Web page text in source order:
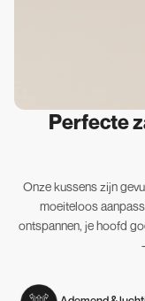
Perfecte
Onze kussens zijn
moeiteloos
ontspannen, je hoofd